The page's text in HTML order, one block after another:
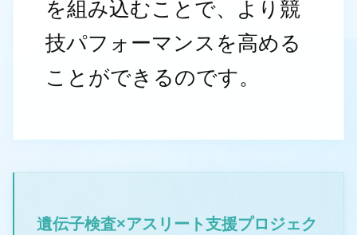
を組み込むことで、より競
技パフォーマンスを高める
ことができるのです。
遺伝子検査×アスリート支援プロジェク